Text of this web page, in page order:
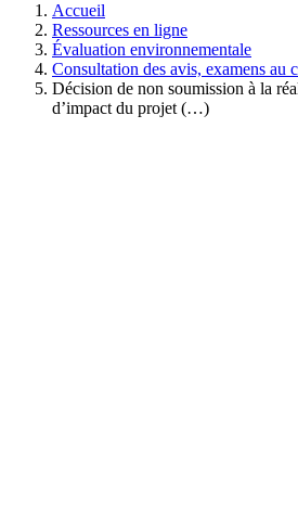
Accueil
Ressources en ligne
Évaluation environnementale
Consultation des avis, examens au
Décision de non soumission à la
d’impact du projet (…)